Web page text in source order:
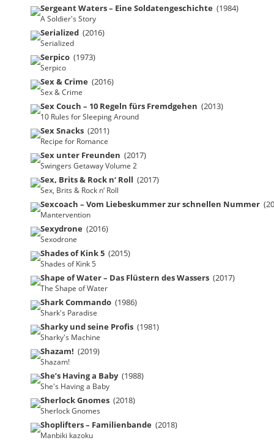
Sergeant Waters – Eine Soldatengeschichte (1984)
A Soldier's Story
Serialized (2016)
Serialized
Serpico (1973)
Serpico
Sex & Crime (2016)
Sex & Crime
Sex Couch – 10 Regeln fürs Fremdgehen (2013)
10 Rules for Sleeping Around
Sex Snacks (2011)
Recipe for Romance
Sex unter Freunden (2017)
Swingers Getaway Volume 2
Sex, Brits & Rock n‘ Roll (2017)
Sex, Brits & Rock n‘ Roll
Sexcoach – Vom Liebeskummer zur schnellen Nummer
Mantervention
Sexydrone (2016)
Sexodrone
Shades of Kink 5 (2015)
Shades of Kink 5
Shape of Water – Das Flüstern des Wassers (2017)
The Shape of Water
Shark Commando (1986)
Shark's Paradise
Sharky und seine Profis (1981)
Sharky's Machine
Shazam! (2019)
Shazam!
She’s Having a Baby(1988)
She's Having a Baby
Sherlock Gnomes (2018)
Sherlock Gnomes
Shoplifters – Familienbande (2018)
Manbiki kazoku